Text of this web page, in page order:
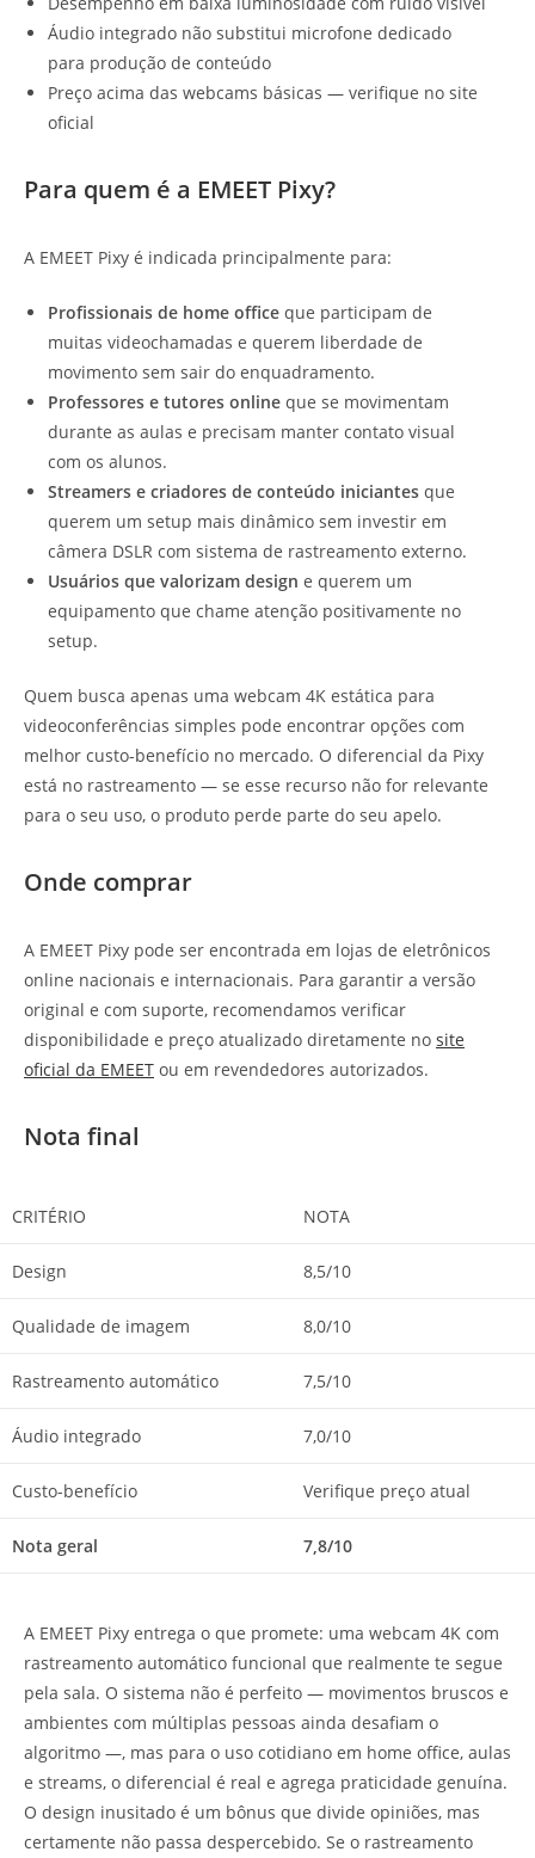
Áudio integrado não substitui microfone dedicado
para produção de conteúdo
Preço acima das webcams básicas — verifique no site
oficial
Para quem é a EMEET Pixy?
A EMEET Pixy é indicada principalmente para:
Profissionais de home office que participam de
muitas videochamadas e querem liberdade de
movimento sem sair do enquadramento.
Professores e tutores online que se movimentam
durante as aulas e precisam manter contato visual
com os alunos.
Streamers e criadores de conteúdo iniciantes que
querem um setup mais dinâmico sem investir em
câmera DSLR com sistema de rastreamento externo.
Usuários que valorizam design e querem um
equipamento que chame atenção positivamente no
setup.
Quem busca apenas uma webcam 4K estática para
videoconferências simples pode encontrar opções com
melhor custo-benefício no mercado. O diferencial da Pixy
está no rastreamento — se esse recurso não for relevante
para o seu uso, o produto perde parte do seu apelo.
Onde comprar
A EMEET Pixy pode ser encontrada em lojas de eletrônicos
online nacionais e internacionais. Para garantir a versão
original e com suporte, recomendamos verificar
disponibilidade e preço atualizado diretamente no site
oficial da EMEET ou em revendedores autorizados.
Nota final
CRITÉRIO NOTA
Design 8,5/10
Qualidade de imagem 8,0/10
Rastreamento automático 7,5/10
Áudio integrado 7,0/10
Custo-benefício Verifique preço atual
Nota geral 7,8/10
A EMEET Pixy entrega o que promete: uma webcam 4K com
rastreamento automático funcional que realmente te segue
pela sala. O sistema não é perfeito — movimentos bruscos e
ambientes com múltiplas pessoas ainda desafiam o
algoritmo —, mas para o uso cotidiano em home office, aulas
e streams, o diferencial é real e agrega praticidade genuína.
O design inusitado é um bônus que divide opiniões, mas
certamente não passa despercebido. Se o rastreamento